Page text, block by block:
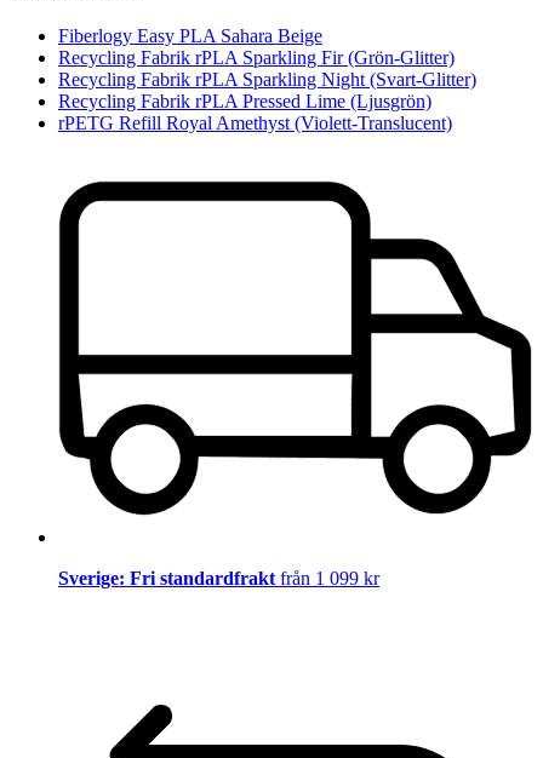
Fiberlogy Easy PLA Sahara Beige
Recycling Fabrik rPLA Sparkling Fir (Grön-Glitter)
Recycling Fabrik rPLA Sparkling Night (Svart-Glitter)
Recycling Fabrik rPLA Pressed Lime (Ljusgrön)
rPETG Refill Royal Amethyst (Violett-Translucent)
Sverige: Fri standardfrakt från 1 099 kr